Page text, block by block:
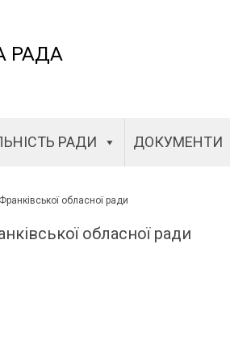
РАДА
РАДИ ДОКУМЕНТИ
обласної ради
обласної ради